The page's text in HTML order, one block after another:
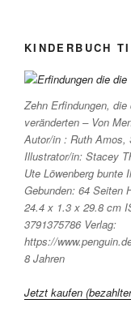
KINDERBUCH
Zehn Erfindungen, die
veränderten – Von
Autor/in : Ruth Amos,
Illustrator/in: Stacey
Ute Löwenberg bunte
Gebunden: 64 Seiten
24.4 x 1.3 x 29.8 cm
3791375786 Verlag:
https://
8 Jahren
Jetzt kaufen